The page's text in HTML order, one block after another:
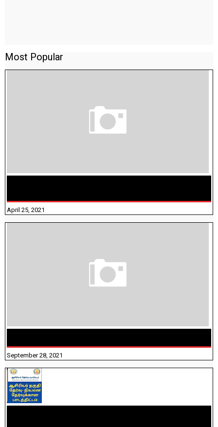
Most Popular
April 25, 2021
September 28, 2021